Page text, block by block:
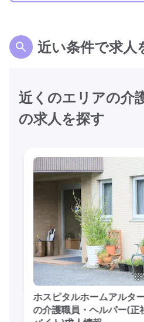
近い条件で求人
近くのエリアの介
の求人を探す
ホスピタルホームアルタ
の介護職員・ヘルパー(正